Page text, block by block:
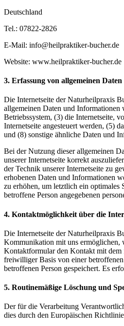
Deutschland
Tel.: 07822-2826
E-Mail: info@heilpraktiker-bucher.de
Website: www.heilpraktiker-bucher.de
3. Erfassung von allgemeinen
Die Internetseite der Naturheilpraxis
allgemeinen Daten und Informationen
Betriebssystem, (3) die Internetseite,
Internetseite angesteuert werden, (5)
und (8) sonstige ähnliche Daten und
Bei der Nutzung dieser allgemeinen
unserer Internetseite korrekt
der Technik unserer Internetseite zu
erhobenen Daten und Informationen
zu erhöhen, um letztlich ein optimales
betroffene Person angegebenen
4. Kontaktmöglichkeit über die
Die Internetseite der Naturheilpraxis
Kommunikation mit uns ermöglichen,
Kontaktformular den Kontakt mit dem
freiwilliger Basis von einer
betroffenen Person gespeichert. Es
5. Routinemäßige Löschung und
Der für die Verarbeitung
dies durch den Europäischen